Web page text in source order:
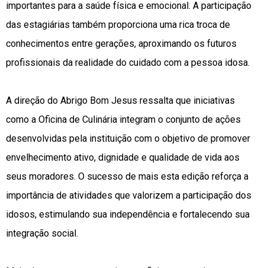
importantes para a saúde física e emocional. A participação
das estagiárias também proporciona uma rica troca de
conhecimentos entre gerações, aproximando os futuros
profissionais da realidade do cuidado com a pessoa idosa.
A direção do Abrigo Bom Jesus ressalta que iniciativas
como a Oficina de Culinária integram o conjunto de ações
desenvolvidas pela instituição com o objetivo de promover
envelhecimento ativo, dignidade e qualidade de vida aos
seus moradores. O sucesso de mais esta edição reforça a
importância de atividades que valorizem a participação dos
idosos, estimulando sua independência e fortalecendo sua
integração social.